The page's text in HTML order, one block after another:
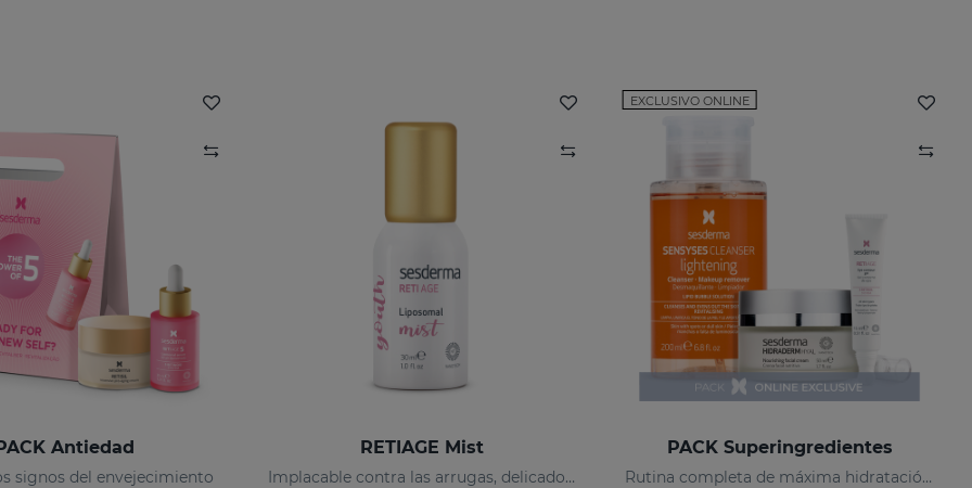
Antiedad
signos del envejecimiento
RETIAGE Mist
Implacable contra las arrugas, delicado con tu piel
EXCLUSIVO ONLINE
PACK Superingredientes
Rutina completa de máxima hidratación, luminosidad y acción antiedad.